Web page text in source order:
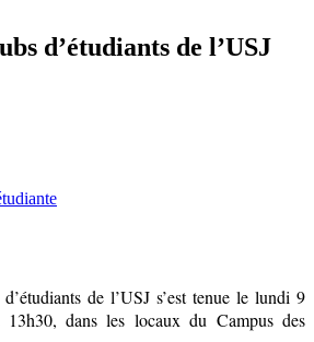
d’étudiants de l’USJ
de l’USJ s’est tenue le lundi 9
dans les locaux du Campus des